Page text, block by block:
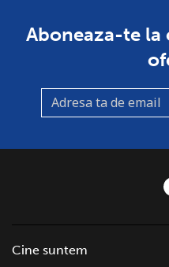
Aboneaza-te la
Cine suntem